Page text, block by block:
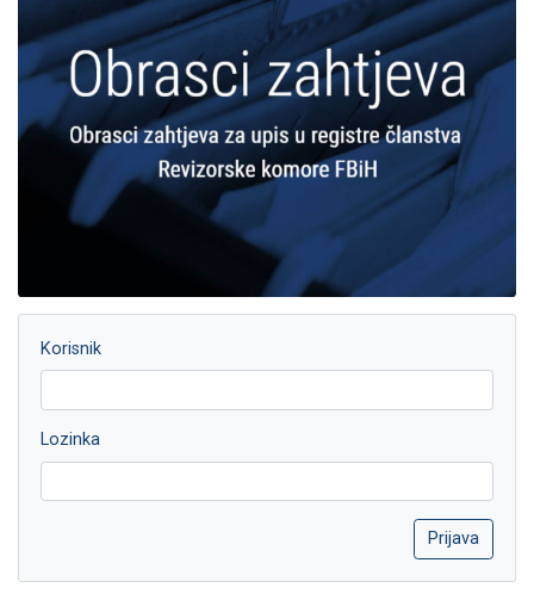
Korisnik
Lozinka